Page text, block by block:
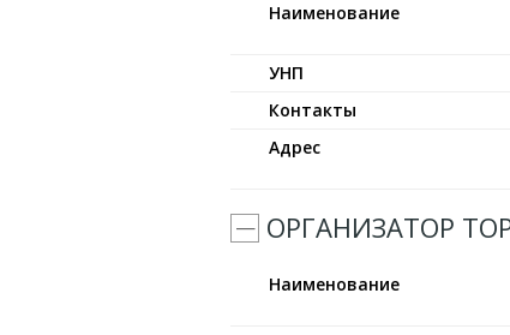
Наименование
УНП
Контакты
Адрес
ОРГАНИЗАТОР
Наименование